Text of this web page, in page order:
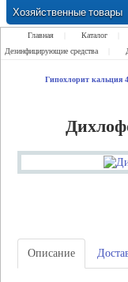
Хозяйственные товары
Замки Ручки Петли Засовы Проушины
Главная Каталог
Дезинфицирующие средства
Гипохлорит кальция
Описание